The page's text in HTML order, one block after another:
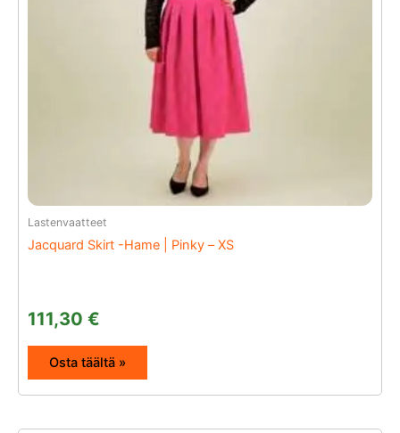
Lastenvaatteet
Jacquard Skirt -Hame | Pinky – XS
111,30 €
Osta täältä »